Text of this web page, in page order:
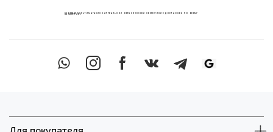
ECOМИКС МУЛЬТИМАГАЗИН НАТУРАЛЬНОЙ ОРГАНИЧЕСКОЙ КОСМЕТИКИ С ДОСТАВКОЙ ПО ВСЕМУ
КАЗАХСТАНУ